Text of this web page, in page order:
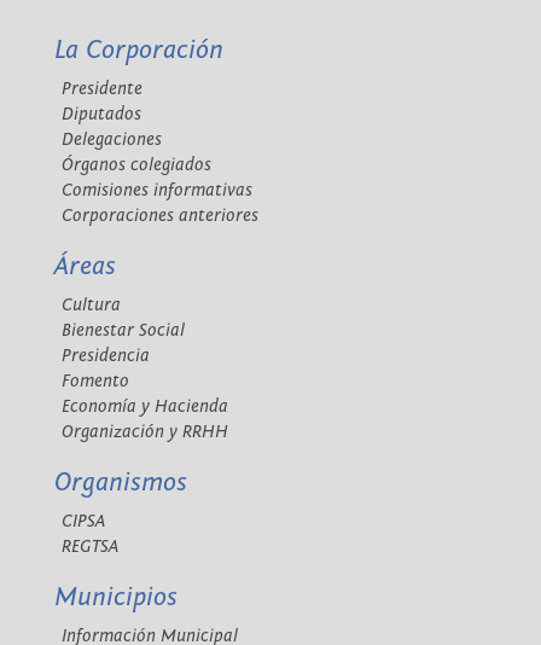
La Corporación
Presidente
Diputados
Delegaciones
Órganos colegiados
Comisiones informativas
Corporaciones anteriores
Áreas
Cultura
Bienestar Social
Presidencia
Fomento
Economía y Hacienda
Organización y RRHH
Organismos
CIPSA
REGTSA
Municipios
Información Municipal